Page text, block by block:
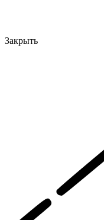
Закрыть